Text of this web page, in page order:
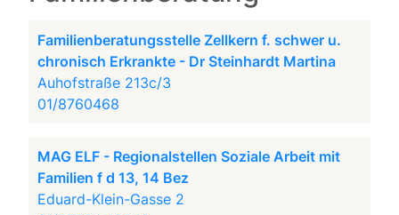
Familienberatungsstelle Zellkern f. schwer u.
chronisch Erkrankte - Dr Steinhardt Martina
Auhofstraße 213c/3
01/8760468
MAG ELF - Regionalstellen Soziale Arbeit mit
Familien f d 13, 14 Bez
Eduard-Klein-Gasse 2